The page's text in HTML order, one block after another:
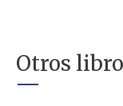
Otros